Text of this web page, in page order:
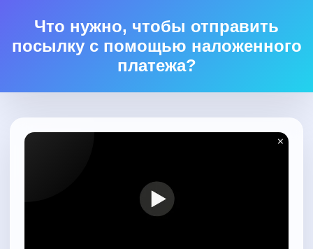
Что нужно, чтобы отправить
посылку с помощью наложенного
платежа?